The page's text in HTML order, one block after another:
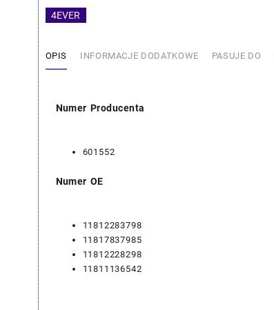
4EVER
OPIS INFORMACJE DODATKOWE PASUJE DO
Numer Producenta
601552
Numer OE
11812283798
11817837985
11812228298
11811136542